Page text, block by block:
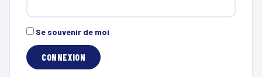
Se souvenir de moi